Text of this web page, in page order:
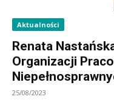
Aktualności
Renata
Organizacji
25/08/2023